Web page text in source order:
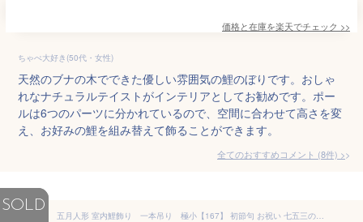
価格と在庫を楽天でチェック >>
ちゃぺ大好き(50代・女性)
天然のブナの木でできた優しい雰囲気の鯉のぼりです。おしゃ
れなナチュラルテイストがインテリアとしてお勧めです。ポー
ルは6つのパーツに分かれているので、空間に合わせて高さを変
え、お好みの鯉を組み替えて飾ることができます。
全てのおすすめコメント (8件) >
SOLD
五月人形 室内鯉飾り 一本吊り 極小【167】 初節句 お祝い 七五三の記念写真 子供の日 デザイン 豪華 本格 松本人形 5月人形 コンパクト おすすめ おしゃれ 鯉のぼり 端午の節句